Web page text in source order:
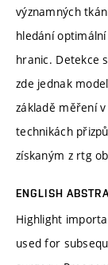
významných
hledání
hranic. Detekce
zde jednak
základě měření
technikách
získaným z rtg
ENGLISH
Highlight
used for